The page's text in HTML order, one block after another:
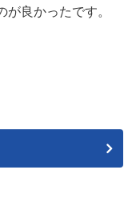
良かったです。